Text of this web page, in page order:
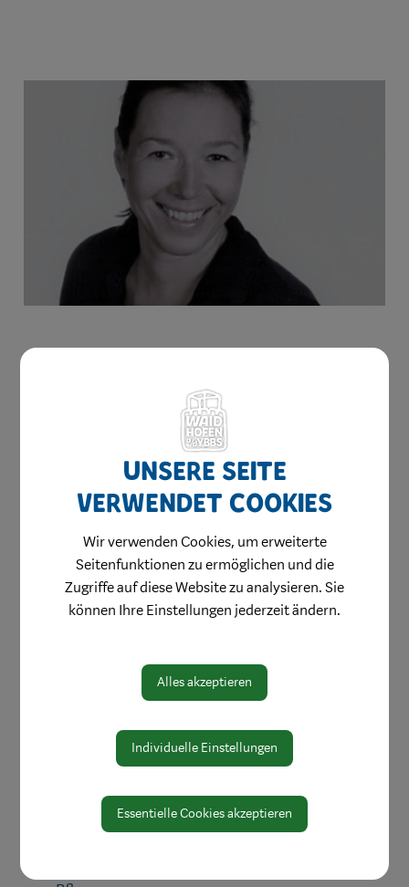
Herzlich willkommen
Waidhofen hilft
Bauen & Wohnen
Kinderbetreuung
Schule & Bildung
Heiraten in Waidhofen
Gesundheit & Soziales
Ärzte & Dienstleister
Apothekendienste
Medizinische Einrichtungen
Unsere Seite
verwendet Cookies
Wir verwenden Cookies, um erweiterte
Seitenfunktionen zu ermöglichen und die
Zugriffe auf diese Website zu analysieren. Sie
können Ihre Einstellungen jederzeit ändern.
Alles akzeptieren
Individuelle Einstellungen
Essentielle Cookies akzeptieren